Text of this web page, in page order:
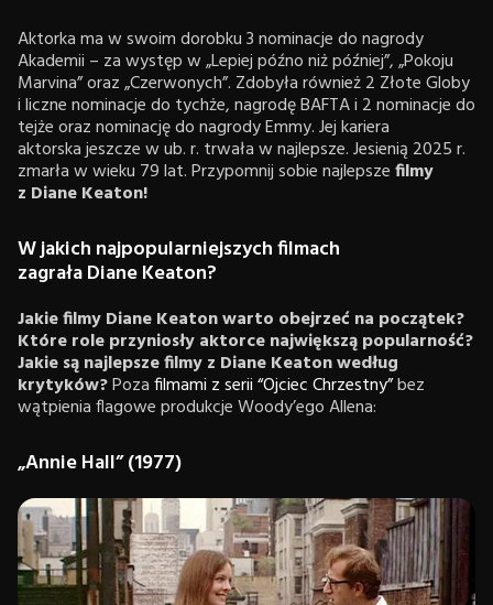
Aktorka ma w swoim dorobku 3 nominacje do nagrody
Akademii – za występ w „Lepiej późno niż później”, „Pokoju
Marvina” oraz „Czerwonych”. Zdobyła również 2 Złote Globy
i liczne nominacje do tychże, nagrodę BAFTA i 2 nominacje do
tejże oraz nominację do nagrody Emmy. Jej kariera
aktorska jeszcze w ub. r. trwała w najlepsze. Jesienią 2025 r.
zmarła w wieku 79 lat. Przypomnij sobie najlepszefilmy
z Diane Keaton!
W jakich najpopularniejszych filmach
zagrała Diane Keaton?
Jakie filmy Diane Keaton warto obejrzeć na początek?
Które role przyniosły aktorce największą popularność?
Jakie są najlepsze filmy z Diane Keaton według
krytyków?Pozafilmami z serii “Ojciec Chrzestny”bez
wątpienia flagowe produkcje Woody’ego Allena:
„Annie Hall” (1977)